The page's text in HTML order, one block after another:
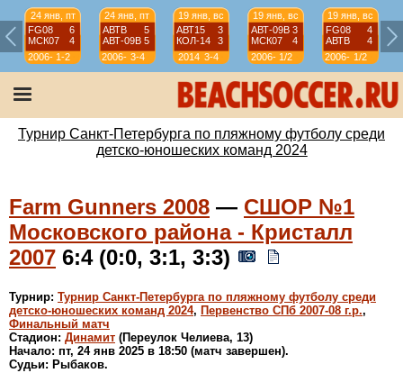
24 янв, пт
FG08
6
МСК07
4
2006-
07
1-2
24 янв, пт
АВТВ
5
АВТ-09B 5
2006-
07
3-4
19 янв, вс
АВТ15
3
КОЛ-14
3
2014 3-4
19 янв, вс
АВТ-09B 3
МСК07
4
2006-
07
1/2
19 янв, вс
FG08
4
АВТВ
4
2006-
07
1/2
Турнир Санкт-Петербурга по пляжному футболу среди
детско-юношеских команд 2024
Farm Gunners 2008 — СШОР №1
Московского района - Кристалл
2007 6:4 (0:0, 3:1, 3:3)
Турнир: Турнир Санкт-Петербурга по пляжному футболу среди
детско-юношеских команд 2024, Первенство СПб 2007-08 г.р.,
Финальный матч
Стадион: Динамит (Переулок Челиева, 13)
Начало: пт, 24 янв 2025 в 18:50 (матч завершен).
Судьи: Рыбаков.